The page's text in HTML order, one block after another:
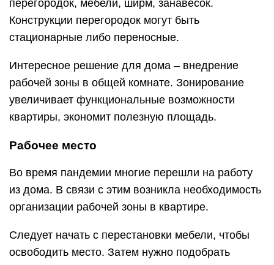
перегородок, мебели, ширм, занавесок.
Конструкции перегородок могут быть
стационарные либо переносные.
Интересное решение для дома – внедрение
рабочей зоны в общей комнате. Зонирование
увеличивает функциональные возможности
квартиры, экономит полезную площадь.
Рабочее место
Во время пандемии многие перешли на работу
из дома. В связи с этим возникла необходимость
организации рабочей зоны в квартире.
Следует начать с перестановки мебели, чтобы
освободить место. Затем нужно подобрать